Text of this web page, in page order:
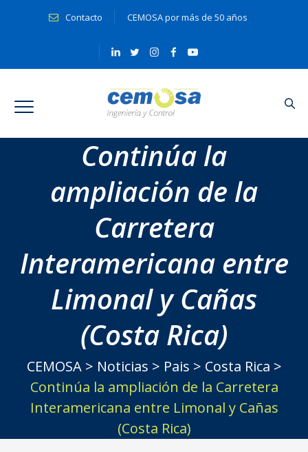
Contacto CEMOSA por más de 50 años
Continúa la
ampliación de la
Carretera
Interamericana entre
Limonal y Cañas
(Costa Rica)
CEMOSA> Noticias > Pais > Costa Rica >
Continúa la ampliación de la Carretera
Interamericana entre Limonal y Cañas
(Costa Rica)